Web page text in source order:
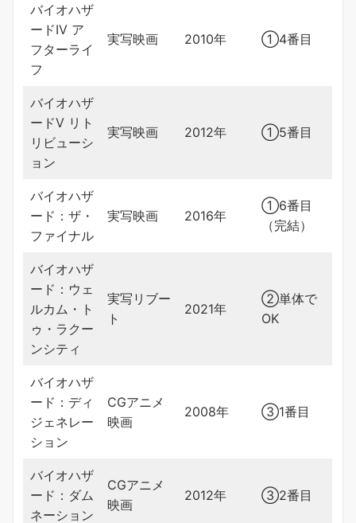
バイオハザ
ードIV ア
フターライ
フ
実写映画 2010年 ①4番目
バイオハザ
ードV リト
リビューシ
ョン
実写映画 2012年 ①5番目
バイオハザ
ード：ザ・
ファイナル
実写映画 2016年
①6番目
（完結）
バイオハザ
ード：ウェ
ルカム・ト
ゥ・ラクー
ンシティ
実写リブー
ト
2021年
②単体で
OK
バイオハザ
ード：ディ
ジェネレー
ション
CGアニメ
映画
2008年 ③1番目
バイオハザ
ード：ダム
ネーション
CGアニメ
映画
2012年 ③2番目